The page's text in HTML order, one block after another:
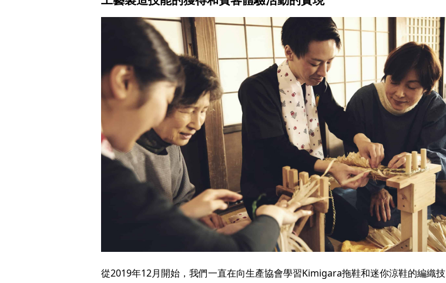
從2019年12月開始，我們一直在向生產協會學習Kimigara拖鞋和迷你涼鞋的編織技